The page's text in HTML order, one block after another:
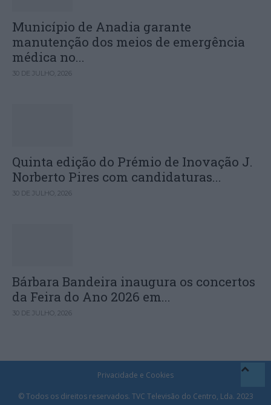
Município de Anadia garante
manutenção dos meios de emergência
médica no...
30 DE JULHO, 2026
Quinta edição do Prémio de Inovação J.
Norberto Pires com candidaturas...
30 DE JULHO, 2026
Bárbara Bandeira inaugura os concertos
da Feira do Ano 2026 em...
30 DE JULHO, 2026
Privacidade e Cookies
© Todos os direitos reservados. TVC Televisão do Centro, Lda. 2023